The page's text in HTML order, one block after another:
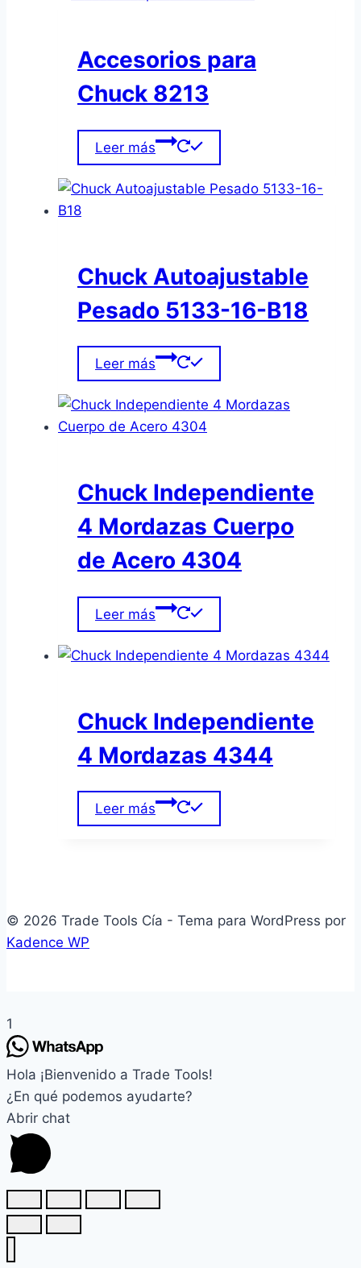
Accesorios para
Chuck 8213
Leer más
Chuck Autoajustable
Pesado 5133-16-B18
Leer más
Chuck Independiente
4 Mordazas Cuerpo
de Acero 4304
Leer más
Chuck Independiente
4 Mordazas 4344
Leer más
© 2026 Trade Tools Cía - Tema para WordPress por
Kadence WP
1
Hola ¡Bienvenido a Trade Tools!
¿En qué podemos ayudarte?
Abrir chat